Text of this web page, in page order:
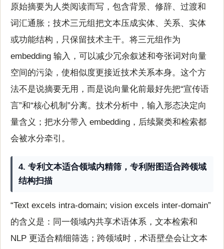
原始摘要为人类阅读而写，包含背景、修辞、过渡和
词汇通胀；技术三元组把文本压成实体、关系、实体
或功能结构，只保留技术主干。将三元组作为
embedding 输入，可以减少冗余叙述和夸张词对向量
空间的污染，使相似度更接近技术关系本身。这个方
法不是说摘要无用，而是说向量化前最好先把“宣传语
言”和“核心机制”分离。技术分析中，输入形态决定向
量含义；把水分带入 embedding，后续聚类和检索都
会被水分牵引。
4. 专利文本适合领域内精筛，专利附图适合跨领域
结构扫描
“Text excels intra-domain; vision excels inter-domain”
的含义是：同一领域内共享术语体系，文本检索和
NLP 更适合精细筛选；跨领域时，术语壁垒会让文本